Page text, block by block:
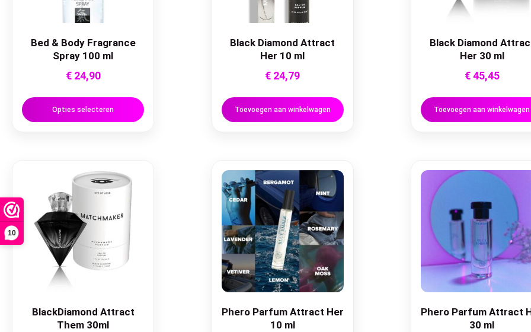
10
Bed & Body Fragrance
Spray 100 ml
€24,90
Opties selecteren
Black Diamond Attract
Her 10 ml
€ 24,79
Toevoegen aan winkelwagen
Black Diamond
Her 30 ml
€45,45
Toevoegen aan winkelwagen
BlackDiamond Attract
Them 30ml
Phero Parfum Attract Her
10 ml
Phero Parfum Attract
30 ml